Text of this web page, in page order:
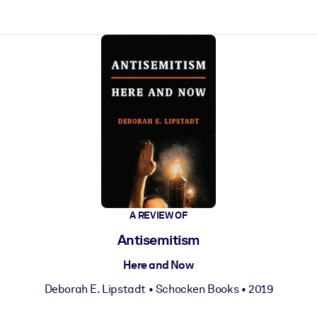
A REVIEW OF
Antisemitism
Here and Now
Deborah E. Lipstadt • Schocken Books• 2019